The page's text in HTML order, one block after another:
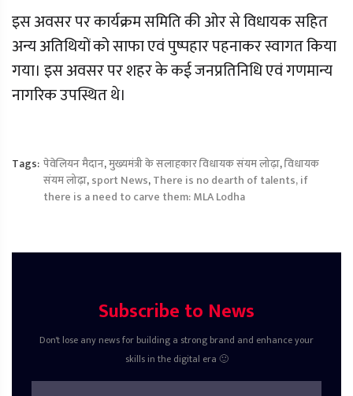
इस अवसर पर कार्यक्रम समिति की ओर से विधायक सहित
अन्य अतिथियों को साफा एवं पुष्पहार पहनाकर स्वागत किया
गया। इस अवसर पर शहर के कई जनप्रतिनिधि एवं गणमान्य
नागरिक उपस्थित थे।
Tags: पेवेलियन मैदान,मुख्यमंत्री के सलाहकार विधायक संयम लोढ़ा,विधायक
संयम लोढ़ा,sport News,There is no dearth of talents, if
there is a need to carve them: MLA Lodha
Subscribe to News
Don't lose any news for building a strong brand and enhance your
skills in the digital era 🙂